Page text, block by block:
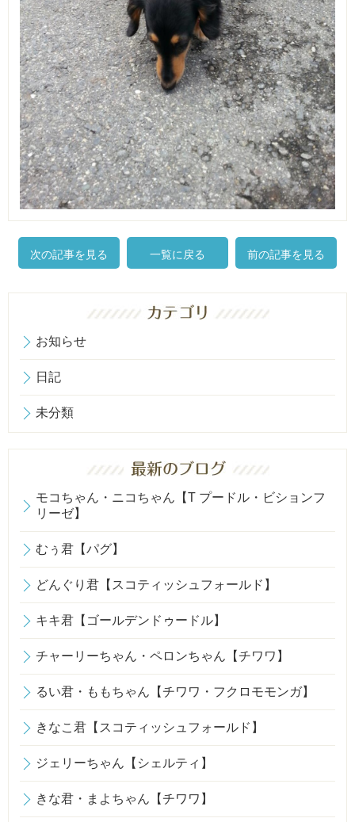
次の記事を見る 一覧に戻る 前の記事を見る
お知らせ
日記
未分類
モコちゃん・ニコちゃん【T プードル・ビションフ
リーゼ】
むぅ君【パグ】
どんぐり君【スコティッシュフォールド】
キキ君【ゴールデンドゥードル】
チャーリーちゃん・ペロンちゃん【チワワ】
るい君・ももちゃん【チワワ・フクロモモンガ】
きなこ君【スコティッシュフォールド】
ジェリーちゃん【シェルティ】
きな君・まよちゃん【チワワ】